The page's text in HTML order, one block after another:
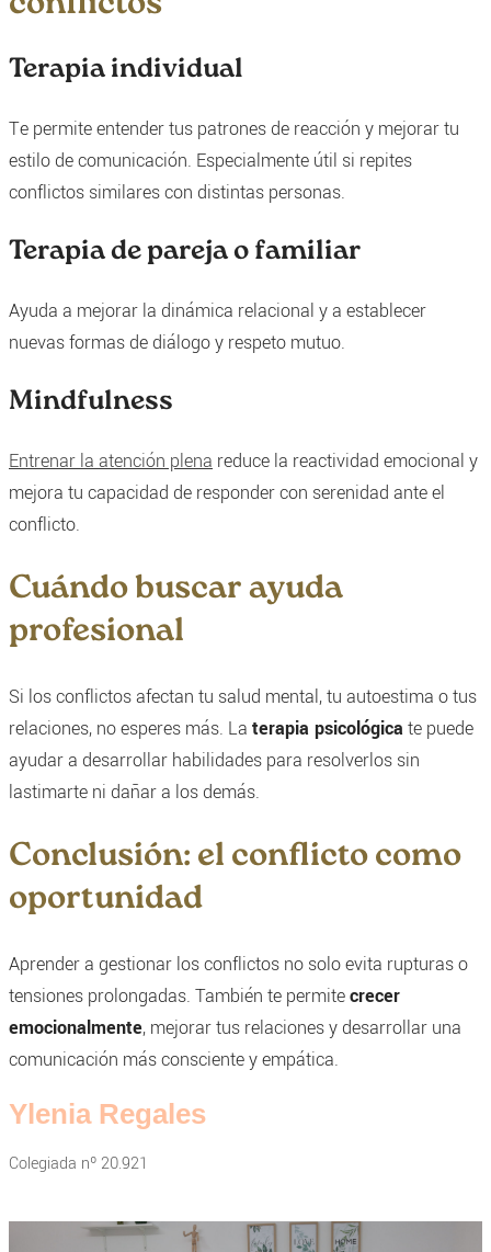
Terapia individual
Te permite entender tus patrones de reacción y mejorar tu
estilo de comunicación. Especialmente útil si repites
conflictos similares con distintas personas.
Terapia de pareja o familiar
Ayuda a mejorar la dinámica relacional y a establecer
nuevas formas de diálogo y respeto mutuo.
Mindfulness
Entrenar la atención plena reduce la reactividad emocional y
mejora tu capacidad de responder con serenidad ante el
conflicto.
Cuándo buscar ayuda
profesional
Si los conflictos afectan tu salud mental, tu autoestima o tus
relaciones, no esperes más. La terapia psicológica te puede
ayudar a desarrollar habilidades para resolverlos sin
lastimarte ni dañar a los demás.
Conclusión: el conflicto como
oportunidad
Aprender a gestionar los conflictos no solo evita rupturas o
tensiones prolongadas. También te permitecrecer
emocionalmente, mejorar tus relaciones y desarrollar una
comunicación más consciente y empática.
Ylenia Regales
Colegiada nº 20.921